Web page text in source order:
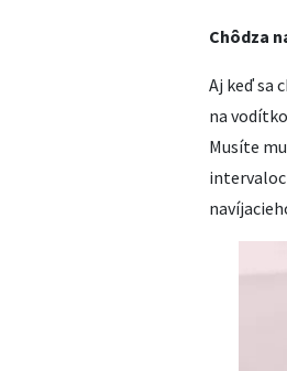
Chôdza
Aj keď sa
na
Musíte